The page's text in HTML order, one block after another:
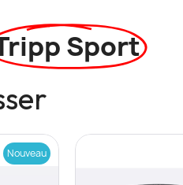
Sport
Nouveau